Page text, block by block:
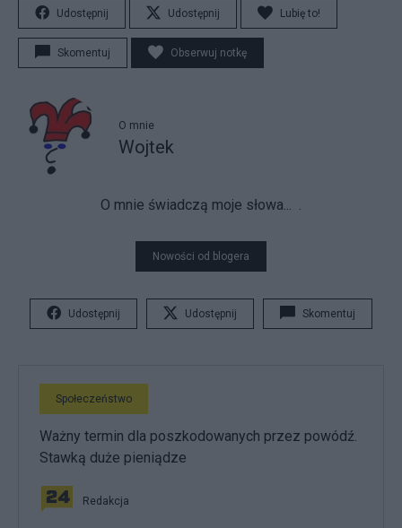
Udostępnij Udostępnij Lubię to!
Skomentuj Obserwuj notkę
O mnie
Wojtek
O mnie świadczą moje słowa... .
Nowości od blogera
Udostępnij Udostępnij Skomentuj
Społeczeństwo
Ważny termin dla poszkodowanych przez powódź.
Stawką duże pieniądze
Redakcja